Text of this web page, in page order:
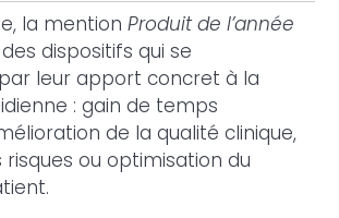
la mentionProduit de l’année
dispositifs qui se
leur apport concret à la
: gain de temps
de la qualité clinique,
ou optimisation du